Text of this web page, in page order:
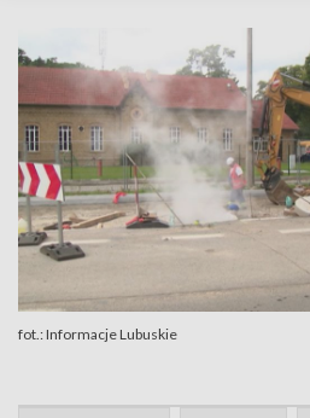
fot.: Informacje Lubuskie